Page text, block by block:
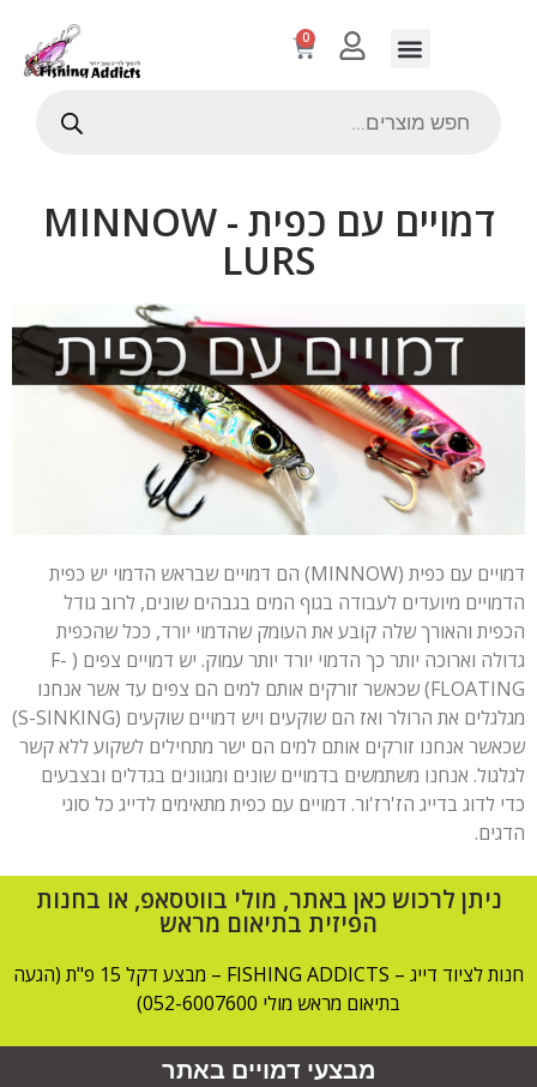
0
דמויים עם כפית - MINNOW
LURS
דמויים עם כפית (MINNOW) הם דמויים שבראש הדמוי יש כפית
הדמויים מיועדים לעבודה בגוף המים בגבהים שונים, לרוב גודל
הכפית והאורך שלה קובע את העומק שהדמוי יורד, ככל שהכפית
גדולה וארוכה יותר כך הדמוי יורד יותר עמוק. יש דמויים צפים ( F-
FLOATING) שכאשר זורקים אותם למים הם צפים עד אשר אנחנו
מגלגלים את הרולר ואז הם שוקעים ויש דמויים שוקעים (S-SINKING)
שכאשר אנחנו זורקים אותם למים הם ישר מתחילים לשקוע ללא קשר
לגלגול. אנחנו משתמשים בדמויים שונים ומגוונים בגדלים ובצבעים
כדי לדוג בדייג הז'רז'ור. דמויים עם כפית מתאימים לדייג כל סוגי
הדגים.
ניתן לרכוש כאן באתר, מולי בווטסאפ, או בחנות
הפיזית בתיאום מראש
חנות לציוד דייג – FISHING ADDICTS – מבצע דקל 15 פ"ת (הגעה
בתיאום מראש מולי 052-6007600)
מבצעי דמויים באתר